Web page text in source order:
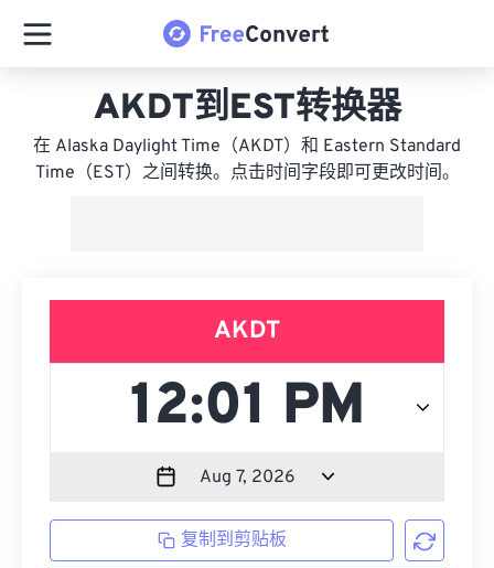
AKDT到EST转换器
在 Alaska Daylight Time（AKDT）和 Eastern Standard
Time（EST）之间转换。点击时间字段即可更改时间。
AKDT
复制到剪贴板